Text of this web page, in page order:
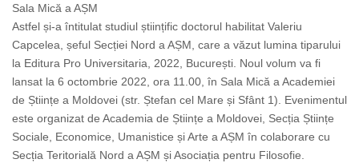
Sala Mică a AȘM
Astfel și-a întitulat studiul științific doctorul habilitat Valeriu
Capcelea, șeful Secției Nord a AȘM, care a văzut lumina tiparului
la Editura Pro Universitaria, 2022, București. Noul volum va fi
lansat la 6 octombrie 2022, ora 11.00, în Sala Mică a Academiei
de Științe a Moldovei (str. Ștefan cel Mare și Sfânt 1). Evenimentul
este organizat de Academia de Științe a Moldovei, Secția Științe
Sociale, Economice, Umanistice și Arte a AȘM în colaborare cu
Secția Teritorială Nord a AȘM și Asociația pentru Filosofie.